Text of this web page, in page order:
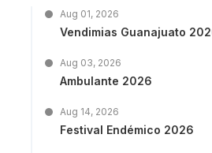
Aug 01, 2026
Vendimias Guanajuato
Aug 03, 2026
Ambulante 2026
Aug 14, 2026
Festival Endémico 2026